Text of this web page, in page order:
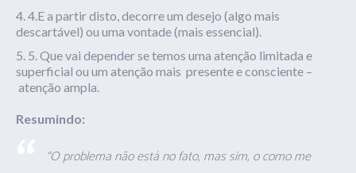
4.E a partir disto, decorre um desejo (algo mais
descartável) ou uma vontade(mais essencial).
5. Que vai depender se temos uma atenção limitada e
superficial ou um atenção mais presentee consciente –
atenção ampla.
Resumindo:
“O problema não está no fato, mas sim, o como me